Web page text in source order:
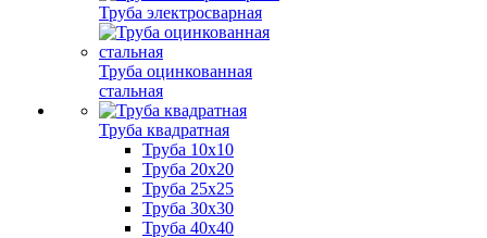
Труба электросварная
Труба оцинкованная
стальная
Труба квадратная
Труба 10x10
Труба 20x20
Труба 25x25
Труба 30x30
Труба 40x40